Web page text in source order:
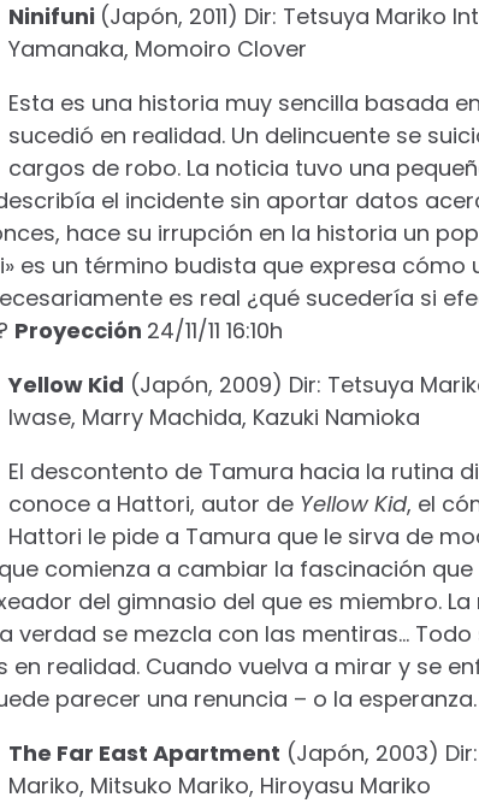
Ninifuni (Japón, 2011) Dir: Tetsuya Mariko
Yamanaka, Momoiro Clover
Esta es una historia muy sencilla basada
sucedió en realidad. Un delincuente se
cargos de robo. La noticia tuvo una
el incidente sin aportar datos
hace su irrupción en la historia un
es un término budista que expresa
es real ¿qué sucedería si
Proyección 24/11/11 16:10h
Yellow Kid (Japón, 2009) Dir: Tetsuya
Iwase, Marry Machida, Kazuki Namioka
El descontento de Tamura hacia la rutina
conoce a Hattori, autor de Yellow Kid, el
Hattori le pide a Tamura que le sirva de
comienza a cambiar la fascinación
del gimnasio del que es miembro.
verdad se mezcla con las mentiras…
en realidad. Cuando vuelva a mirar y se
parecer una renuncia – o la esperanza.
The Far East Apartment (Japón, 2003)
Mariko, Mitsuko Mariko, Hiroyasu Mariko